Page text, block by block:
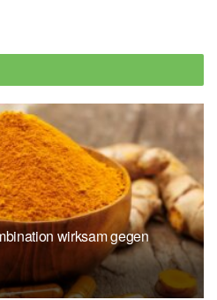
Produktwarnungen &
ALFREDO PICCO
Verbraucherschutz und
Trattoria Alfredo Picco
12x30 Gramm, (Abruf:
Kreuz: Fremdkörper in Luft-
(Abruf: 24.11.2024),
wirksam gegen